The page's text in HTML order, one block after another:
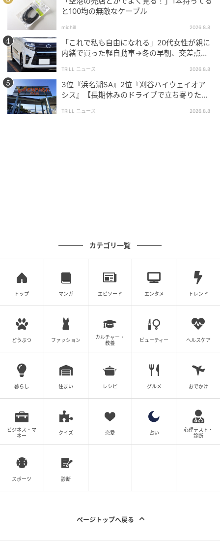
暮らしニスタ
マグカップは、花瓶代わりとしても使えます。ドライ
フラワーや季節の生花をざっくりと挿すだけで、ナチ
ュラルな雰囲気に。
を再編集して配信しています。
元記事で読む
次の記事
【セリア】極小フロアワイパーを発見！？
「しっかり拭ける」「手が汚れない」ありそ
うでなかった掃除アイテム
と100均の無敵なケーブル
michill 2026.8.8
「これで私も自由になれる」20代女性が親に
内緒で買った軽自動車→冬の早朝、交差点で
TRILL ニュース 2026.8.8
3位『浜名湖SA』2位『刈谷ハイウェイオア
シス』【長期休みのドライブで立ち寄りたい
実」
TRILL ニュース 2026.8.8
カテゴリ一覧
トップ マンガ エピソード エンタメ トレンド
どうぶつ ファッション
カルチャー・
教養
ビューティー ヘルスケア
暮らし 住まい レシピ グルメ おでかけ
ビジネス・マ
ネー
クイズ 恋愛 占い
心理テスト・
診断
スポーツ 診断
ページトップへ戻る